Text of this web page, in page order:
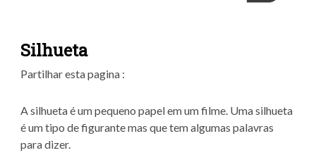
Silhueta
Partilhar esta pagina :
A silhueta é um pequeno papel em um filme. Uma silhueta
é um tipo de figurante mas que tem algumas palavras
para dizer.